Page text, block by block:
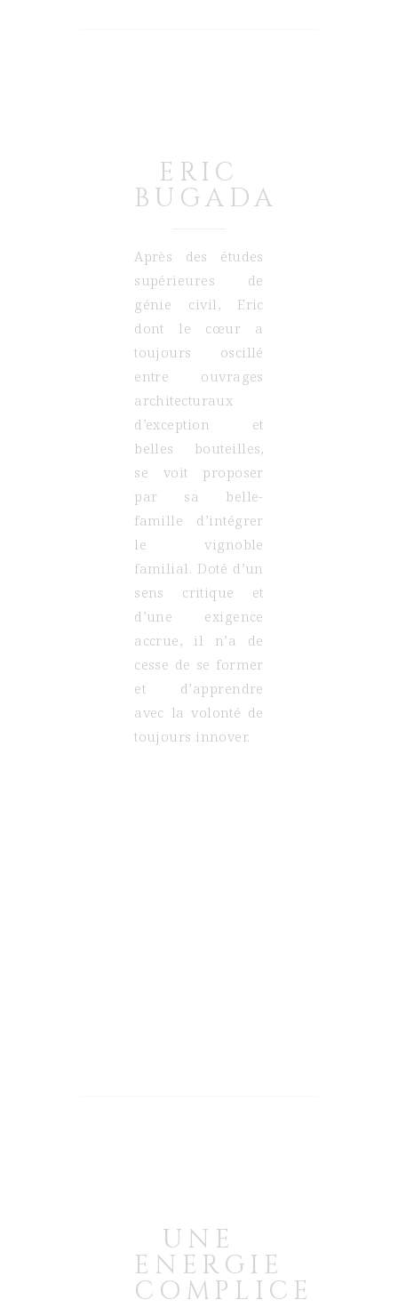
ERIC
BUGADA
Après des études
supérieures de
génie civil, Eric
dont le cœur a
toujours oscillé
entre ouvrages
architecturaux
d’exception et
belles bouteilles,
se voit proposer
par sa belle-
famille d’intégrer
le vignoble
familial. Doté d’un
sens critique et
d’une exigence
accrue, il n’a de
cesse de se former
et d’apprendre
avec la volonté de
toujours innover.
UNE
ENERGIE
COMPLICE